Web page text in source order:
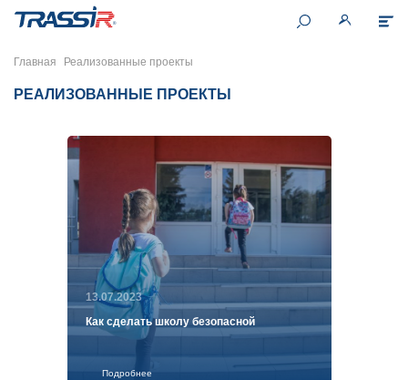
Главная Реализованные проекты
РЕАЛИЗОВАННЫЕ ПРОЕКТЫ
13.07.2023
Как сделать школу безопасной
Подробнее